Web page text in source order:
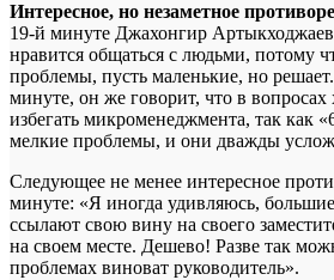
Интересное, но незаметное
19-й минуте Джахонгир Артыкходжаев
нравится общаться с людьми, потому
проблемы, пусть маленькие, но
минуте, он же говорит, что в
избегать микроменеджмента, так как
мелкие проблемы, и они дважды
Следующее не менее интересное
минуте: «Я иногда удивляюсь,
ссылают свою вину на своего
на своем месте. Дешево! Разве так
проблемах виноват руководитель».